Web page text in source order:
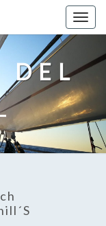
DEL